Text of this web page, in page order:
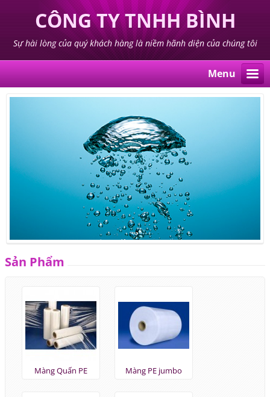
CÔNG TY TNHH BÌNH
DƯƠNG T.N.T
Sự hài lòng của quý khách hàng là niềm hãnh diện của chúng tôi
Menu
Sản Phẩm
Màng Quấn PE Màng PE jumbo